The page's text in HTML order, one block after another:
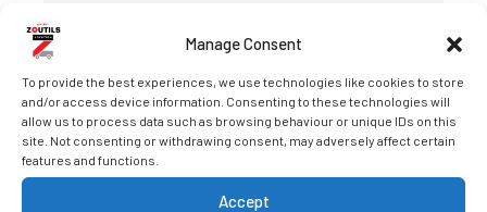
Manage Consent
To provide the best experiences, we use technologies like cookies to store
and/or access device information. Consenting to these technologies will
allow us to process data such as browsing behaviour or unique IDs on this
site. Not consenting or withdrawing consent, may adversely affect certain
features and functions.
Accept